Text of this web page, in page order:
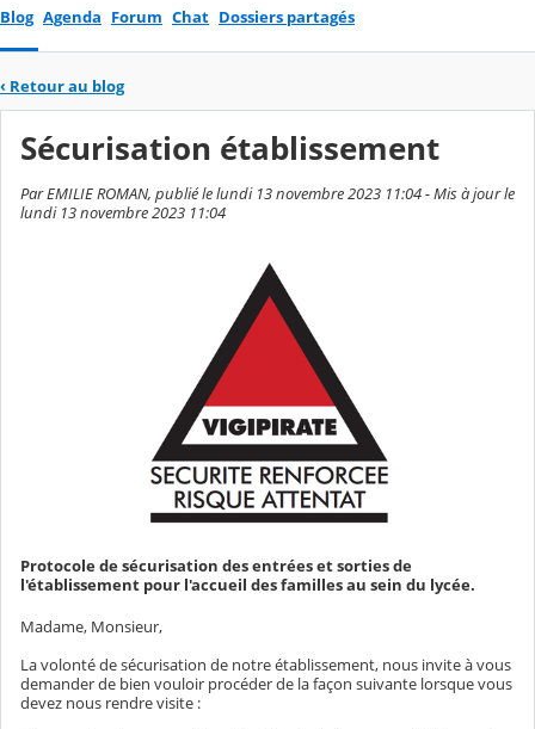
Blog Agenda Forum Chat Dossiers partagés
‹ Retour au blog
Sécurisation établissement
Par EMILIE ROMAN, publié le lundi 13 novembre 2023 11:04 - Mis à jour le
lundi 13 novembre 2023 11:04
Protocole de sécurisation des entrées et sorties de
l'établissement pour l'accueil des familles au sein du lycée.
Madame, Monsieur,
La volonté de sécurisation de notre établissement, nous invite à vous
demander de bien vouloir procéder de la façon suivante lorsque vous
devez nous rendre visite :